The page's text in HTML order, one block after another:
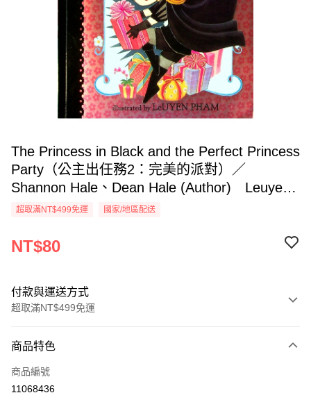
The Princess in Black and the Perfect Princess
Party（公主出任務2：完美的派對）／
Shannon Hale、Dean Hale (Author) Leuyen
Pham (Illustrator)
超取滿NT$499免運 國家/地區配送
NT$80
付款與運送方式
超取滿NT$499免運
信用卡一次付款
超商取貨付款
商品特色
商品編號
11068436